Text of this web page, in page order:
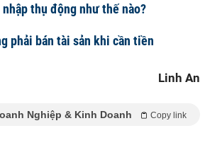
thụ động như thế nào?
phải bán tài sản khi cần tiền
Linh An
Nghiệp & Kinh Doanh Copy link